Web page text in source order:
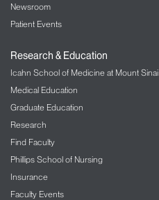
Newsroom
Patient Events
Research & Education
Icahn School of Medicine at Mount Sinai
Medical Education
Graduate Education
Research
Find Faculty
Phillips School of Nursing
Insurance
Faculty Events